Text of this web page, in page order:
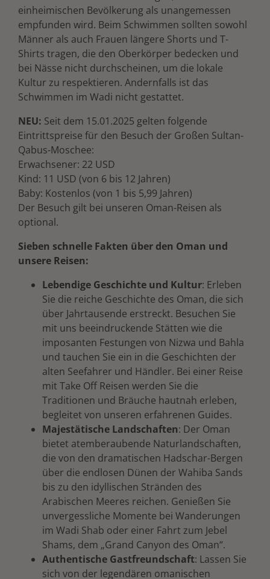
einheimischen Bevölkerung als unangemessen
empfunden wird. Beim Schwimmen sollten sowohl
Männer als auch Frauen längere Shorts und T-
Shirts tragen, die den Oberkörper bedecken und
bei Nässe nicht durchscheinen, um die lokale
Kultur zu respektieren. Andernfalls ist das
Schwimmen im Wadi nicht gestattet.
NEU: Seit dem 15.01.2025 gelten folgende
Eintrittspreise für den Besuch der Großen Sultan-
Qabus-Moschee:
Erwachsener: 22 USD
Kind: 11 USD (von 6 bis 12 Jahren)
Baby: Kostenlos (von 1 bis 5,99 Jahren)
Der Besuch gilt bei unseren Oman-Reisen als
optional.
Sieben schnelle Fakten über den Oman und
unsere Reisen:
Lebendige Geschichte und Kultur: Erleben
Sie die reiche Geschichte des Oman, die sich
über Jahrtausende erstreckt. Besuchen Sie
mit uns beeindruckende Stätten wie die
imposanten Festungen von Nizwa und Bahla
und tauchen Sie ein in die Geschichten der
alten Seefahrer und Händler. Bei einer Reise
mit Take Off Reisen werden Sie die
Traditionen und Bräuche hautnah erleben,
begleitet von unseren erfahrenen Guides.
Majestätische Landschaften: Der Oman
bietet atemberaubende Naturlandschaften,
die von den dramatischen Hadschar-Bergen
über die endlosen Dünen der Wahiba Sands
bis zu den idyllischen Stränden des
Arabischen Meeres reichen. Genießen Sie
unvergessliche Momente bei Wanderungen
im Wadi Shab oder einer Fahrt zum Jebel
Shams, dem „Grand Canyon des Oman“.
Authentische Gastfreundschaft: Lassen Sie
sich von der legendären omanischen